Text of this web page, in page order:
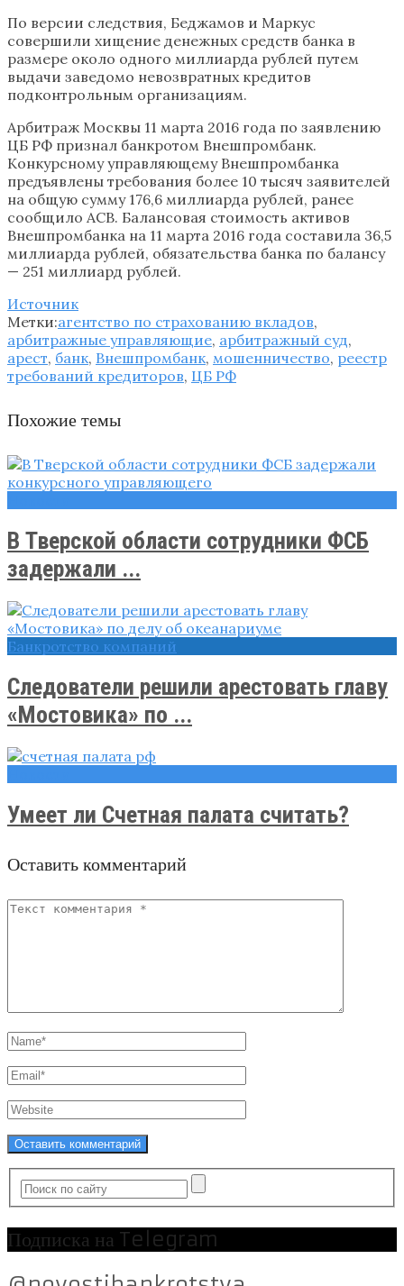
По версии следствия, Беджамов и Маркус
совершили хищение денежных средств банка в
размере около одного миллиарда рублей путем
выдачи заведомо невозвратных кредитов
подконтрольным организациям.
Арбитраж Москвы 11 марта 2016 года по заявлению
ЦБ РФ признал банкротом Внешпромбанк.
Конкурсному управляющему Внешпромбанка
предъявлены требования более 10 тысяч заявителей
на общую сумму 176,6 миллиарда рублей, ранее
сообщило АСВ. Балансовая стоимость активов
Внешпромбанка на 11 марта 2016 года составила 36,5
миллиарда рублей, обязательства банка по балансу
— 251 миллиард рублей.
Источник
Метки:агентство по страхованию вкладов,
арбитражные управляющие, арбитражный суд,
арест, банк, Внешпромбанк, мошенничество, реестр
требований кредиторов, ЦБ РФ
Похожие темы
В Тверской области сотрудники ФСБ
задержали ...
Банкротство компаний
Следователи решили арестовать главу
«Мостовика» по ...
Умеет ли Счетная палата считать?
Оставить комментарий
Подписка на Telegram